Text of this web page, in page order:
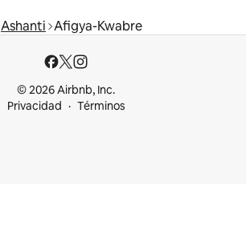
Ashanti Afigya-Kwabre
© 2026 Airbnb, Inc.
Privacidad
Términos